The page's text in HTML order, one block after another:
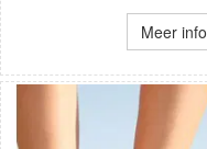
Meer info